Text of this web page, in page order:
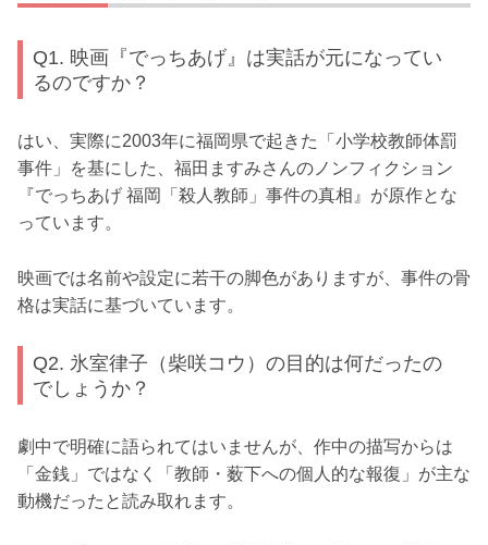
Q1. 映画『でっちあげ』は実話が元になってい
るのですか？
はい、実際に2003年に福岡県で起きた「小学校教師体罰
事件」を基にした、福田ますみさんのノンフィクション
『でっちあげ 福岡「殺人教師」事件の真相』が原作とな
っています。
映画では名前や設定に若干の脚色がありますが、事件の骨
格は実話に基づいています。
Q2. 氷室律子（柴咲コウ）の目的は何だったの
でしょうか？
劇中で明確に語られてはいませんが、作中の描写からは
「金銭」ではなく「教師・薮下への個人的な報復」が主な
動機だったと読み取れます。